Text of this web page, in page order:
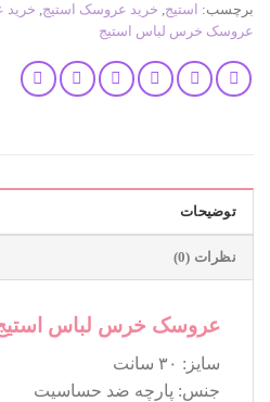
برچسب: استیج خرید عروسک استیج
عروسک خرس لباس استیج
توضیحات
نظرات (0)
عروسک خرس لباس
سایز: ۳۰ سانت
جنس: پارچه ضد حساسیت